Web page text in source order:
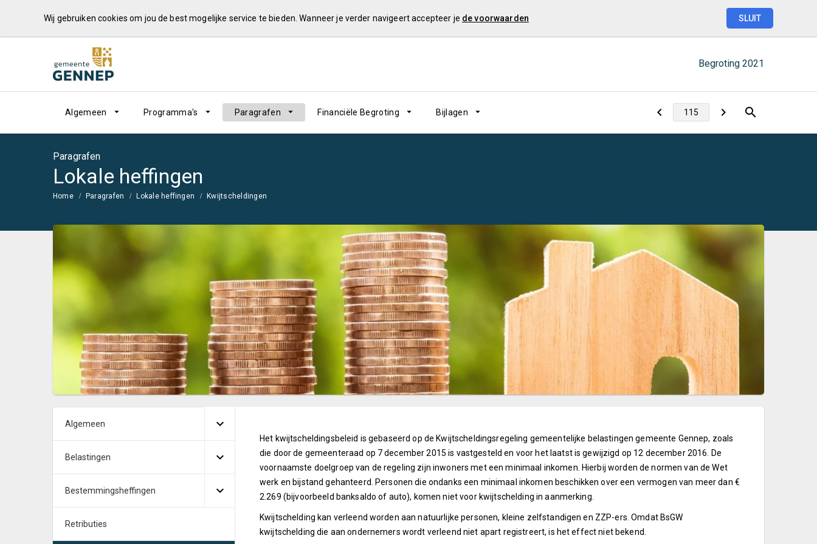
Begroting 2021
Algemeen Programma's Paragrafen Financiële Begroting Bijlagen
Paragrafen
Lokale heffingen
Home Paragrafen Lokale heffingen Kwijtscheldingen
Het kwijtscheldingsbeleid is gebaseerd op de Kwijtscheldingsregeling gemeentelijke belastingen gemeente Gennep, zoals
die door de gemeenteraad op 7 december 2015 is vastgesteld en voor het laatst is gewijzigd op 12 december 2016. De
voornaamste doelgroep van de regeling zijn inwoners met een minimaal inkomen. Hierbij worden de normen van de Wet
werk en bijstand gehanteerd. Personen die ondanks een minimaal inkomen beschikken over een vermogen van meer dan €
2.269 (bijvoorbeeld banksaldo of auto), komen niet voor kwijtschelding in aanmerking.
Kwijtschelding kan verleend worden aan natuurlijke personen, kleine zelfstandigen en ZZP-ers. Omdat BsGW
kwijtschelding die aan ondernemers wordt verleend niet apart registreert, is het effect niet bekend.
Algemeen
Belastingen
Bestemmingsheffingen
Retributies
Wij gebruiken cookies om jou de best mogelijke service te bieden. Wanneer je verder navigeert accepteer je de voorwaarden SLUIT